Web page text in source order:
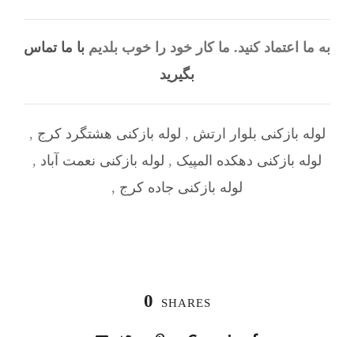
به ما اعتماد کنید. ما کار خود را خوب بلدیم با ما تماس
بگیرید
لوله بازکنی بلوار ارتش , لوله بازکنی هشتگرد کرج ,
لوله بازکنی دهکده المپیک , لوله بازکنی نعمت آباد ,
لوله بازکنی جاده کرج ,
0 SHARES